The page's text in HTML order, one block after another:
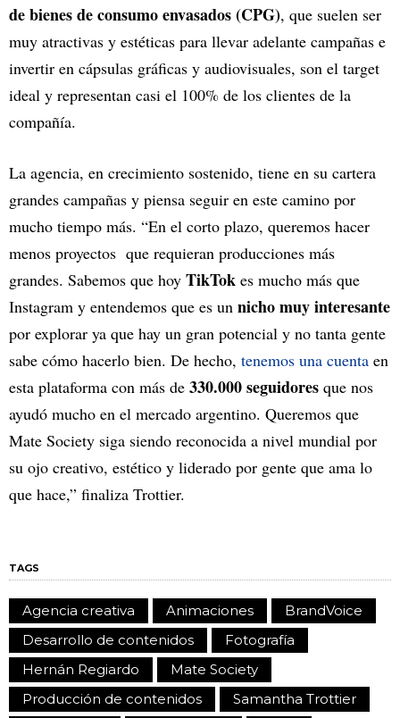
de bienes de consumo envasados (CPG), que suelen ser
muy atractivas y estéticas para llevar adelante campañas e
invertir en cápsulas gráficas y audiovisuales, son el target
ideal y representan casi el 100% de los clientes de la
compañía.
La agencia, en crecimiento sostenido, tiene en su cartera
grandes campañas y piensa seguir en este camino por
mucho tiempo más. “En el corto plazo, queremos hacer
menos proyectos que requieran producciones más
grandes. Sabemos que hoy TikTok es mucho más que
Instagram y entendemos que es un nicho muy interesante
por explorar ya que hay un gran potencial y no tanta gente
sabe cómo hacerlo bien. De hecho, tenemos una cuenta en
esta plataforma con más de 330.000 seguidores que nos
ayudó mucho en el mercado argentino. Queremos que
Mate Society siga siendo reconocida a nivel mundial por
su ojo creativo, estético y liderado por gente que ama lo
que hace,” finaliza Trottier.
TAGS
Agencia creativa Animaciones
BrandVoice
Desarrollo de contenidos
Fotografía
Hernán Regiardo
Mate Society
Producción de contenidos
Samantha Trottier